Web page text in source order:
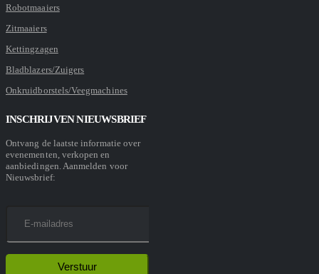
Robotmaaiers
Zitmaaiers
Kettingzagen
Bladblazers/Zuigers
Onkruidborstels/Veegmachines
INSCHRIJVEN NIEUWSBRIEF
Ontvang de laatste informatie over
evenementen, verkopen en
aanbiedingen. Aanmelden voor
Nieuwsbrief: